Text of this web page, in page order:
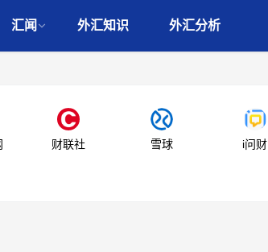
汇闻 外汇知识 外汇分析
财联社 雪球 i问财